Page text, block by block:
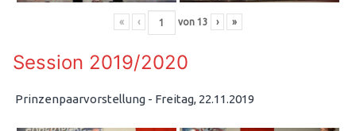
« ‹ von 13 › »
Session 2019/2020
Prinzenpaarvorstellung - Freitag, 22.11.2019